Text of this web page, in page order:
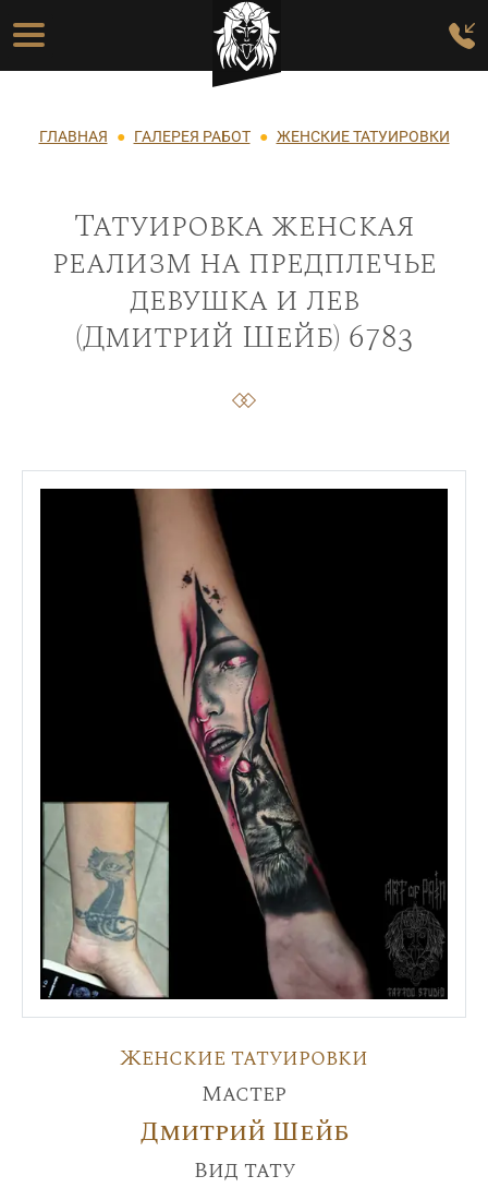
Перейти к основному содержанию
Основная навигация
Строка навигации
ГЛАВНАЯ ГАЛЕРЕЯ РАБОТ ЖЕНСКИЕ ТАТУИРОВКИ
Татуировка женская
реализм на предплечье
девушка и лев
(Дмитрий Шейб) 6783
Женские татуировки
Мастер
Дмитрий Шейб
Вид тату